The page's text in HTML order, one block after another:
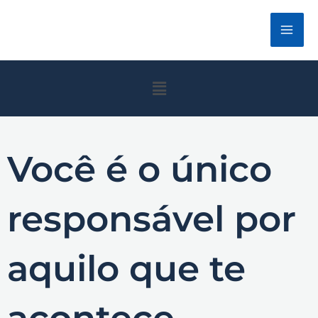
Menu
Você é o único
responsável por
aquilo que te